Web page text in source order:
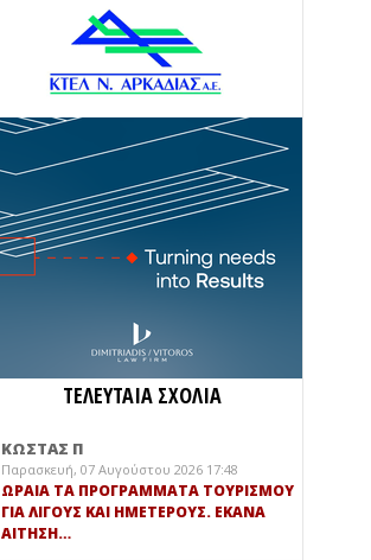
ΤΕΛΕΥΤΑΙΑ ΣΧΟΛΙΑ
ΚΩΣΤΑΣ Π
Παρασκευή, 07 Αυγούστου 2026 17:48
ΩΡΑΙΑ ΤΑ ΠΡΟΓΡΑΜΜΑΤΑ ΤΟΥΡΙΣΜΟΥ
ΓΙΑ ΛΙΓΟΥΣ ΚΑΙ ΗΜΕΤΕΡΟΥΣ. ΕΚΑΝΑ
ΑΙΤΗΣΗ…